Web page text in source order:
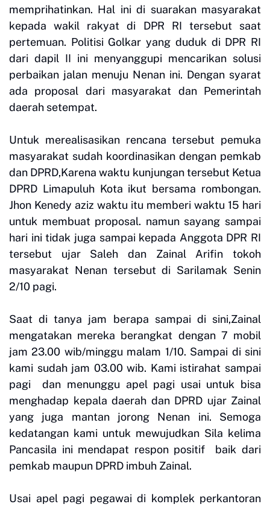
memprihatinkan. Hal ini di suarakan masyarakat
kepada wakil rakyat di DPR RI tersebut saat
pertemuan. Politisi Golkar yang duduk di DPR RI
dari dapil II ini menyanggupi mencarikan solusi
perbaikan jalan menuju Nenan ini. Dengan syarat
ada proposal dari masyarakat dan Pemerintah
daerah setempat.
Untuk merealisasikan rencana tersebut pemuka
masyarakat sudah koordinasikan dengan pemkab
dan DPRD,Karena waktu kunjungan tersebut Ketua
DPRD Limapuluh Kota ikut bersama rombongan.
Jhon Kenedy aziz waktu itu memberi waktu 15 hari
untuk membuat proposal. namun sayang sampai
hari ini tidak juga sampai kepada Anggota DPR RI
tersebut ujar Saleh dan Zainal Arifin tokoh
masyarakat Nenan tersebut di Sarilamak Senin
2/10 pagi.
Saat di tanya jam berapa sampai di sini,Zainal
mengatakan mereka berangkat dengan 7 mobil
jam 23.00 wib/minggu malam 1/10. Sampai di sini
kami sudah jam 03.00 wib. Kami istirahat sampai
pagi dan menunggu apel pagi usai untuk bisa
menghadap kepala daerah dan DPRD ujar Zainal
yang juga mantan jorong Nenan ini. Semoga
kedatangan kami untuk mewujudkan Sila kelima
Pancasila ini mendapat respon positif baik dari
pemkab maupun DPRD imbuh Zainal.
Usai apel pagi pegawai di komplek perkantoran